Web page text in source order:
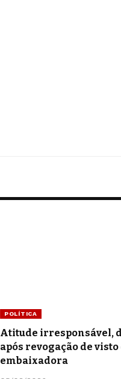
POLÍTICA
Atitude irresponsável,
após revogação de visto
embaixadora